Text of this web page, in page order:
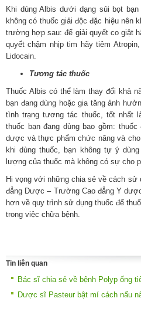
Khi dùng Albis dưới dạng sủi bọt
không có thuốc giải độc đặc hiệu nên
trường hợp sau: để giải quyết co giật
quyết chậm nhịp tim hãy tiêm
Lidocain.
Tương tác thuốc
Thuốc Albis có thể làm thay đổi khả
bạn đang dùng hoặc gia tăng ảnh
tình trạng tương tác thuốc, tốt nhất
thuốc bạn đang dùng bao gồm:
dược và thực phẩm chức năng và
khi dùng thuốc, bạn không tự ý
lượng của thuốc mà không có sự cho
Hi vọng với những chia sẻ về cách sử
đẳng Dược – Trường Cao đẳng Y
hơn về quy trình sử dụng thuốc để
trong việc chữa bệnh.
Tin liên quan
Bác sĩ chia sẻ về bệnh Polyp ống
Dược sĩ Pasteur bật mí cách nấu